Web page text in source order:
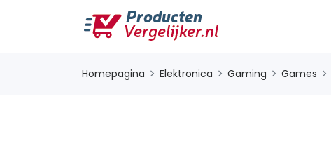
Homepagina Elektronica Gaming Games